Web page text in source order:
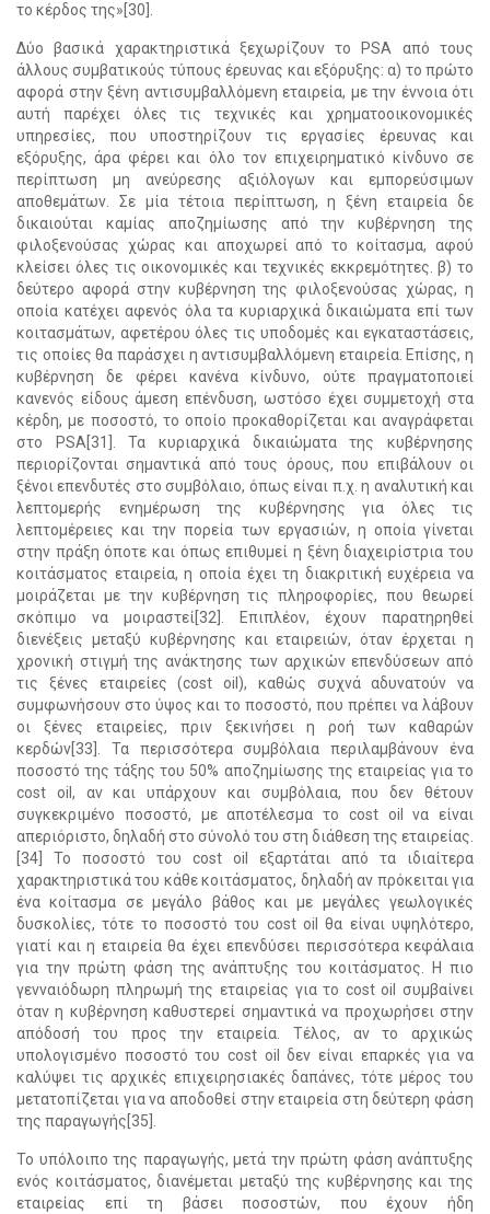
το κέρδος της»[30].
Δύο βασικά χαρακτηριστικά ξεχωρίζουν το PSA από τους
άλλους συμβατικούς τύπους έρευνας και εξόρυξης: α) το πρώτο
αφορά στην ξένη αντισυμβαλλόμενη εταιρεία, με την έννοια ότι
αυτή παρέχει όλες τις τεχνικές και χρηματοοικονομικές
υπηρεσίες, που υποστηρίζουν τις εργασίες έρευνας και
εξόρυξης, άρα φέρει και όλο τον επιχειρηματικό κίνδυνο σε
περίπτωση μη ανεύρεσης αξιόλογων και εμπορεύσιμων
αποθεμάτων. Σε μία τέτοια περίπτωση, η ξένη εταιρεία δε
δικαιούται καμίας αποζημίωσης από την κυβέρνηση της
φιλοξενούσας χώρας και αποχωρεί από το κοίτασμα, αφού
κλείσει όλες τις οικονομικές και τεχνικές εκκρεμότητες. β) το
δεύτερο αφορά στην κυβέρνηση της φιλοξενούσας χώρας, η
οποία κατέχει αφενός όλα τα κυριαρχικά δικαιώματα επί των
κοιτασμάτων, αφετέρου όλες τις υποδομές και εγκαταστάσεις,
τις οποίες θα παράσχει η αντισυμβαλλόμενη εταιρεία. Επίσης, η
κυβέρνηση δε φέρει κανένα κίνδυνο, ούτε πραγματοποιεί
κανενός είδους άμεση επένδυση, ωστόσο έχει συμμετοχή στα
κέρδη, με ποσοστό, το οποίο προκαθορίζεται και αναγράφεται
στο PSA[31]. Τα κυριαρχικά δικαιώματα της κυβέρνησης
περιορίζονται σημαντικά από τους όρους, που επιβάλουν οι
ξένοι επενδυτές στο συμβόλαιο, όπως είναι π.χ. η αναλυτική και
λεπτομερής ενημέρωση της κυβέρνησης για όλες τις
λεπτομέρειες και την πορεία των εργασιών, η οποία γίνεται
στην πράξη όποτε και όπως επιθυμεί η ξένη διαχειρίστρια του
κοιτάσματος εταιρεία, η οποία έχει τη διακριτική ευχέρεια να
μοιράζεται με την κυβέρνηση τις πληροφορίες, που θεωρεί
σκόπιμο να μοιραστεί[32]. Επιπλέον, έχουν παρατηρηθεί
διενέξεις μεταξύ κυβέρνησης και εταιρειών, όταν έρχεται η
χρονική στιγμή της ανάκτησης των αρχικών επενδύσεων από
τις ξένες εταιρείες (cost oil), καθώς συχνά αδυνατούν να
συμφωνήσουν στο ύψος και το ποσοστό, που πρέπει να λάβουν
οι ξένες εταιρείες, πριν ξεκινήσει η ροή των καθαρών
κερδών[33]. Τα περισσότερα συμβόλαια περιλαμβάνουν ένα
ποσοστό της τάξης του 50% αποζημίωσης της εταιρείας για το
cost oil, αν και υπάρχουν και συμβόλαια, που δεν θέτουν
συγκεκριμένο ποσοστό, με αποτέλεσμα το cost oil να είναι
απεριόριστο, δηλαδή στο σύνολό του στη διάθεση της εταιρείας.
[34] Το ποσοστό του cost oil εξαρτάται από τα ιδιαίτερα
χαρακτηριστικά του κάθε κοιτάσματος, δηλαδή αν πρόκειται για
ένα κοίτασμα σε μεγάλο βάθος και με μεγάλες γεωλογικές
δυσκολίες, τότε το ποσοστό του cost oil θα είναι υψηλότερο,
γιατί και η εταιρεία θα έχει επενδύσει περισσότερα κεφάλαια
για την πρώτη φάση της ανάπτυξης του κοιτάσματος. Η πιο
γενναιόδωρη πληρωμή της εταιρείας για το cost oil συμβαίνει
όταν η κυβέρνηση καθυστερεί σημαντικά να προχωρήσει στην
απόδοσή του προς την εταιρεία. Τέλος, αν το αρχικώς
υπολογισμένο ποσοστό του cost oil δεν είναι επαρκές για να
καλύψει τις αρχικές επιχειρησιακές δαπάνες, τότε μέρος του
μετατοπίζεται για να αποδοθεί στην εταιρεία στη δεύτερη φάση
της παραγωγής[35].
Το υπόλοιπο της παραγωγής, μετά την πρώτη φάση ανάπτυξης
ενός κοιτάσματος, διανέμεται μεταξύ της κυβέρνησης και της
εταιρείας επί τη βάσει ποσοστών, που έχουν ήδη